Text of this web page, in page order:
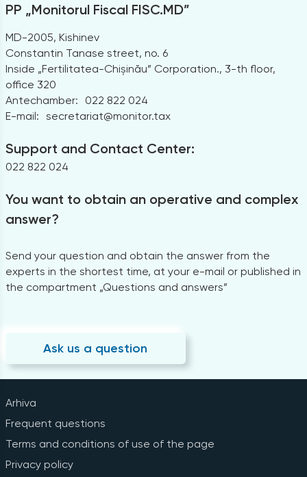
PP „Monitorul Fiscal FISC.MD”
MD-2005, Kishinev
Constantin Tanase street, no. 6
Inside „Fertilitatea-Chișinău” Corporation., 3-th floor,
office 320
Antechamber:
022 822 024
E-mail: secretariat@monitor.tax
Support and Contact Center:
022 822 024
You want to obtain an operative and complex
answer?
Send your question and obtain the answer from the
experts in the shortest time, at your e-mail or published in
the compartment „Questions and answers”
Ask us a question
Arhiva
Frequent questions
Terms and conditions of use of the page
Privacy policy